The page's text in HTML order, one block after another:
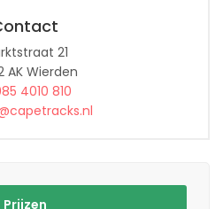
21
AK Wierden
4010 810
Prijzen